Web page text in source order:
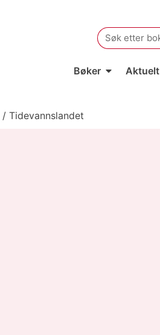
Search
for:
Bøker Aktuelt
/ Tidevannslandet